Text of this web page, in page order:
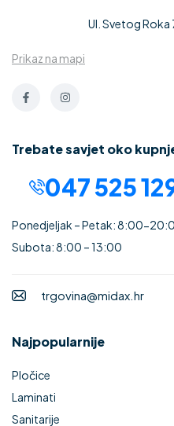
Ul. Svetog
Prikaz na mapi
Trebate savjet oko
047 525
Ponedjeljak – Petak: 8:00-
Subota: 8:00 – 13:00
trgovina@midax.hr
Najpopularnije
Pločice
Laminati
Sanitarije